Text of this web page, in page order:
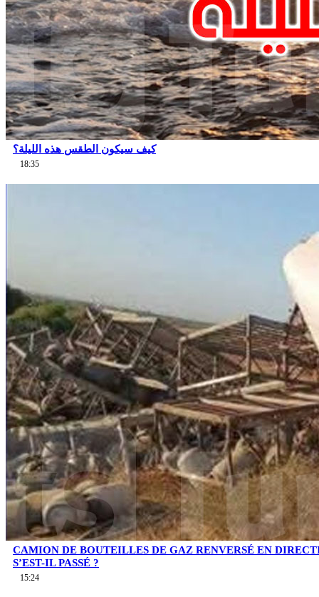
كيف سيكون الطقس هذه الليلة؟
18:35
CAMION DE BOUTEILLES DE GAZ RENVERSÉ EN
S’EST-IL PASSÉ ?
15:24